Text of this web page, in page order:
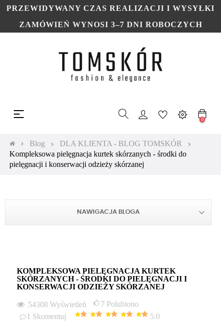
PRZEWIDYWANY CZAS REALIZACJI I WYSYŁKI
ZAMÓWIEŃ WYNOSI 3–7 DNI ROBOCZYCH
Toggle
navigation
☰
0
Blog
DLA KLIENTA - BLOG TOMSKÓR
Kompleksowa pielęgnacja kurtek skórzanych - środki do
pielęgnacji i konserwacji odzieży skórzanej
NAWIGACJA BLOGA
KOMPLEKSOWA PIELĘGNACJA KURTEK
SKÓRZANYCH - ŚRODKI DO PIELĘGNACJI I
KONSERWACJI ODZIEŻY SKÓRZANEJ
54308 Wyświetleń 7 Polubiono
1 Skomentuj
5.0